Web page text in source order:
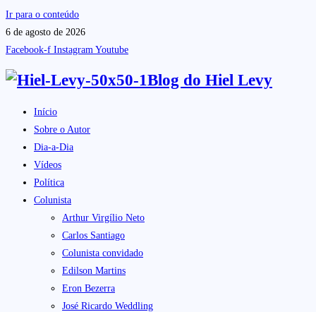
Ir para o conteúdo
6 de agosto de 2026
Facebook-f Instagram Youtube
Blog do Hiel Levy
Início
Sobre o Autor
Dia-a-Dia
Vídeos
Política
Colunista
Arthur Virgílio Neto
Carlos Santiago
Colunista convidado
Edilson Martins
Eron Bezerra
José Ricardo Weddling